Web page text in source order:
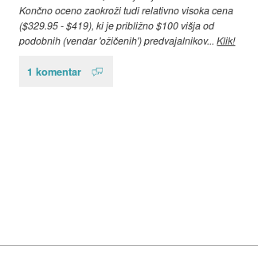
Končno oceno zaokroži tudi relativno visoka cena
($329.95 - $419), ki je približno $100 višja od
podobnih (vendar 'ožičenih') predvajalnikov...Klik!
1 komentar